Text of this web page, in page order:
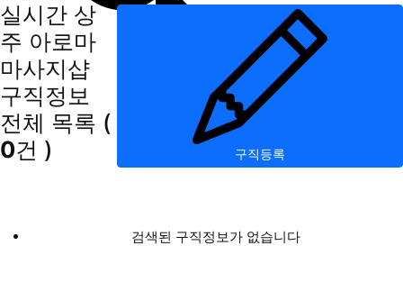
실시간 상
주 아로마
마사지샵
구직정보
전체 목록 (
0건 ) 구직등록
검색된 구직정보가 없습니다